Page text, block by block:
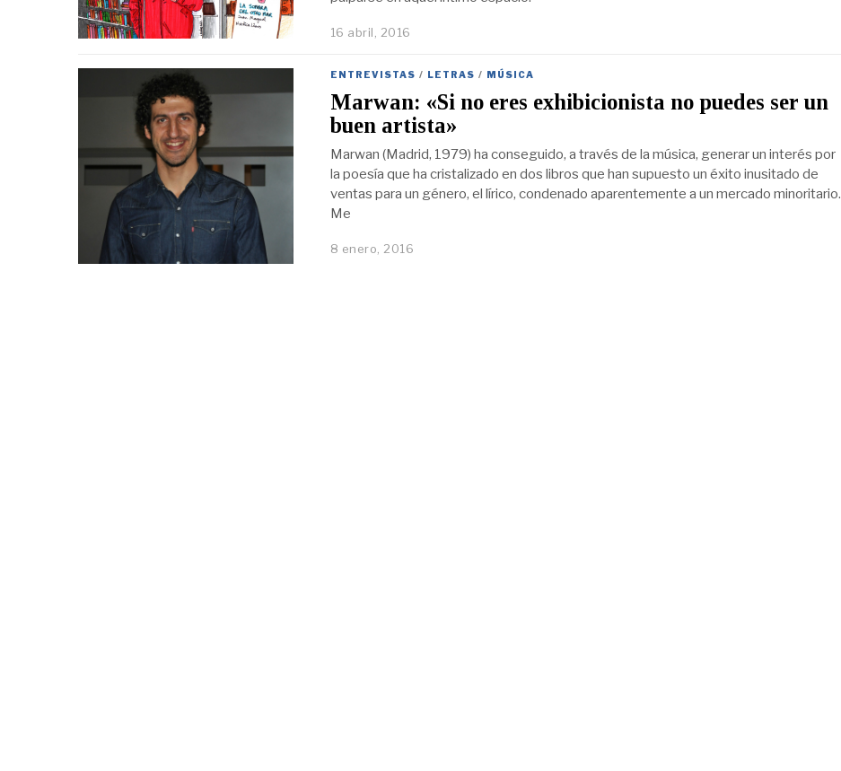
16 abril, 2016
ENTREVISTAS / LETRAS / MÚSICA
Marwan: «Si no eres exhibicionista no puedes ser un
buen artista»
Marwan (Madrid, 1979) ha conseguido, a través de la música, generar un interés por
la poesía que ha cristalizado en dos libros que han supuesto un éxito inusitado de
ventas para un género, el lírico, condenado aparentemente a un mercado minoritario.
Me
8 enero, 2016